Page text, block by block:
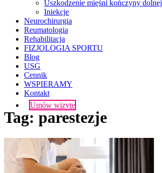
Uszkodzenie mięśni kończyny dolnej
Iniekcje
Neurochirurgia
Reumatologia
Rehabilitacja
FIZJOLOGIA SPORTU
Blog
USG
Cennik
WSPIERAMY
Kontakt
Umów wizytę
Tag: parestezje